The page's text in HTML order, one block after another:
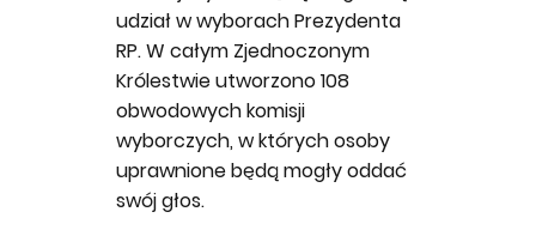
udział w wyborach Prezydenta
RP. W całym Zjednoczonym
Królestwie utworzono 108
obwodowych komisji
wyborczych, w których osoby
uprawnione będą mogły oddać
swój głos.